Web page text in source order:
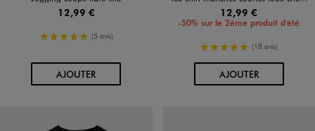
12,99 €
5/5 de moyenne
(5 avis)
AJOUTERAU PANIER
12,99 €
-50% sur le 2ème produit d'été
5/5 de moyenne
(18 avis)
AJOUTERAU PANIER